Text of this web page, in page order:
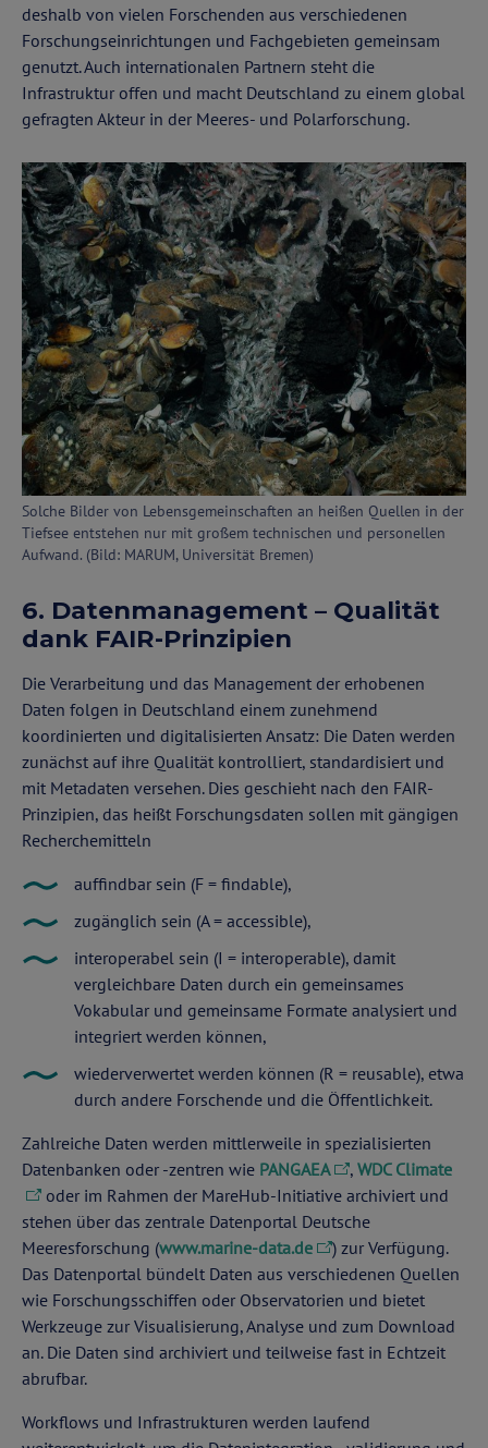
deshalb von vielen Forschenden aus verschiedenen
Forschungseinrichtungen und Fachgebieten gemeinsam
genutzt. Auch internationalen Partnern steht die
Infrastruktur offen und macht Deutschland zu einem global
gefragten Akteur in der Meeres- und Polarforschung.
Solche Bilder von Lebensgemeinschaften an heißen Quellen in der
Tiefsee entstehen nur mit großem technischen und personellen
Aufwand. (Bild: MARUM, Universität Bremen)
6. Datenmanagement – Qualität
dank FAIR-Prinzipien
Die Verarbeitung und das Management der erhobenen
Daten folgen in Deutschland einem zunehmend
koordinierten und digitalisierten Ansatz: Die Daten werden
zunächst auf ihre Qualität kontrolliert, standardisiert und
mit Metadaten versehen. Dies geschieht nach den FAIR-
Prinzipien, das heißt Forschungsdaten sollen mit gängigen
Recherchemitteln
auffindbar sein (F = findable),
zugänglich sein (A = accessible),
interoperabel sein (I = interoperable), damit
vergleichbare Daten durch ein gemeinsames
Vokabular und gemeinsame Formate analysiert und
integriert werden können,
wiederverwertet werden können (R = reusable), etwa
durch andere Forschende und die Öffentlichkeit.
Zahlreiche Daten werden mittlerweile in spezialisierten
Datenbanken oder -zentren wie PANGAEA , WDC Climate
oder im Rahmen der MareHub-Initiative archiviert und
stehen über das zentrale Datenportal Deutsche
Meeresforschung (www.marine-data.de
) zur Verfügung.
Das Datenportal bündelt Daten aus verschiedenen Quellen
wie Forschungsschiffen oder Observatorien und bietet
Werkzeuge zur Visualisierung, Analyse und zum Download
an. Die Daten sind archiviert und teilweise fast in Echtzeit
abrufbar.
Workflows und Infrastrukturen werden laufend